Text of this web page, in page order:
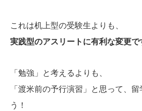
これは机上型の受験生よりも、
実践型のアスリートに有利な変更で
「勉強」と考えるよりも、
「渡米前の予行演習」と思って、
う！